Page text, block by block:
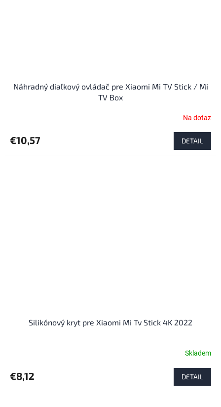
Náhradný diaľkový ovládač pre Xiaomi Mi TV Stick / Mi
TV Box
Na dotaz
€10,57 DETAIL
Silikónový kryt pre Xiaomi Mi Tv Stick 4K 2022
Skladem
€8,12 DETAIL